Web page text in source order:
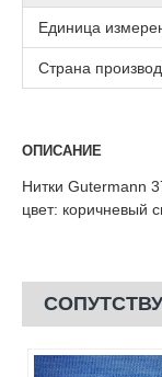
Единица
Страна
ОПИСАНИЕ
Нитки Gutermann
цвет: коричневый